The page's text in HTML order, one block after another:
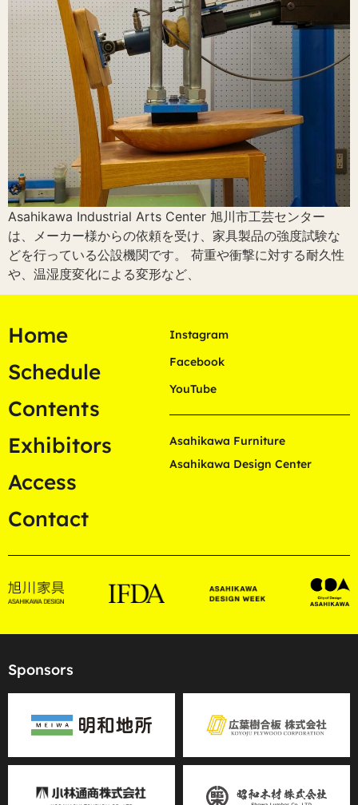
Asahikawa Industrial Arts Center 旭川市工芸センター
は、メーカー様からの依頼を受け、家具製品の強度試験な
どを行っている公設機関です。 荷重や衝撃に対する耐久性
や、温湿度変化による変形など、
Home
Schedule
Contents
Exhibitors
Access
Contact
Instagram
Facebook
YouTube
Asahikawa Furniture
Asahikawa Design Center
Sponsors